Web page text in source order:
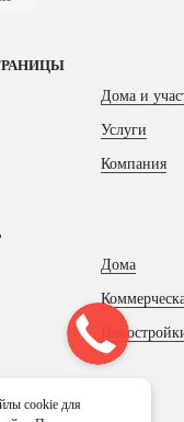
Дома и
Услуги
Компания
Дома
cookie для